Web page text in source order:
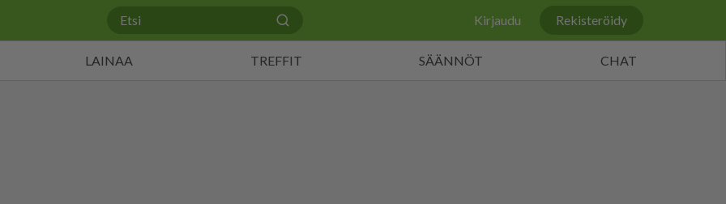
Kirjaudu Rekisteröidy
LAINAA TREFFIT SÄÄNNÖT CHAT